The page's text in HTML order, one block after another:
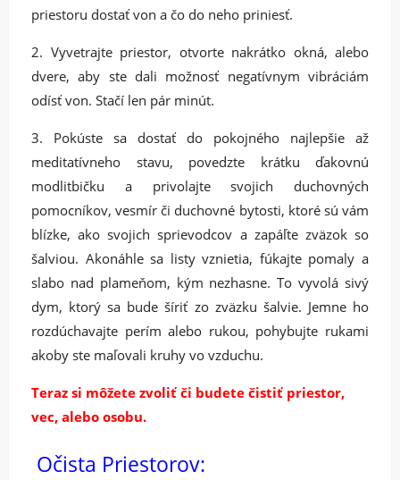
priestoru dostať von a čo do neho priniesť.
2. Vyvetrajte priestor, otvorte nakrátko okná, alebo
dvere, aby ste dali možnosť negatívnym vibráciám
odísť von. Stačí len pár minút.
3. Pokúste sa dostať do pokojného najlepšie až
meditatívneho stavu, povedzte krátku ďakovnú
modlitbičku a privolajte svojich duchovných
pomocníkov, vesmír či duchovné bytosti, ktoré sú vám
blízke, ako svojich sprievodcov a zapáľte zväzok so
šalviou. Akonáhle sa listy vznietia, fúkajte pomaly a
slabo nad plameňom, kým nezhasne. To vyvolá sivý
dym, ktorý sa bude šíriť zo zväzku šalvie. Jemne ho
rozdúchavajte perím alebo rukou, pohybujte rukami
akoby ste maľovali kruhy vo vzduchu.
Teraz si môžete zvoliť či budete čistiť priestor,
vec, alebo osobu.
Očista Priestorov: